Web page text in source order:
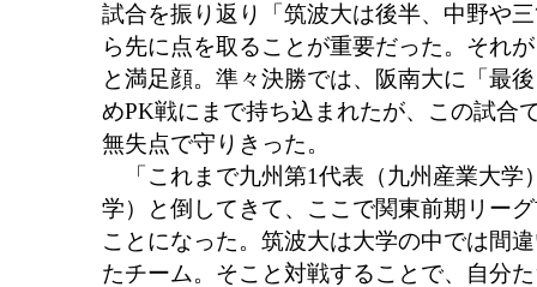
試合を振り返り「筑波大は後半、中野や
ら先に点を取ることが重要だった。それ
と満足顔。準々決勝では、阪南大に「最
めPK戦にまで持ち込まれたが、この試合
無失点で守りきった。
「これまで九州第1代表（九州産業大学
学）と倒してきて、ここで関東前期リー
ことになった。筑波大は大学の中では間
たチーム。そこと対戦することで、自分